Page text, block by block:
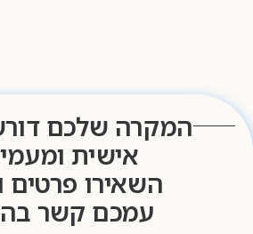
המקרה שלכם
אישית
השאירו פרטים
עמכם קשר